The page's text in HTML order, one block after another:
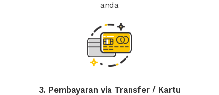
anda
3. Pembayaran via Transfer / Kartu